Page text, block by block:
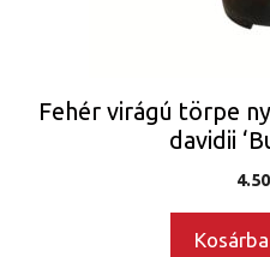
Fehér virágú törpe
davidii